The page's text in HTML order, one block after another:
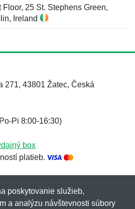
Floor, 25 St. Stephens Green,
Ireland
271, 43801 Žatec, Česká
Pi 8:00-16:30)
box
platieb.
poskytovanie služieb,
a analýzu návštevnosti súbory